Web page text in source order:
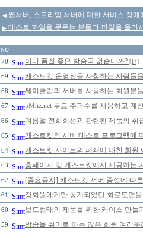
◀ 웹서버, 스트리밍 서버에 대한 서비스 장
▶ 테스트 파일을 못듣는 분들과 파일을 올리
NO
70 어디 품질 좋은 방송국 없습니까? [14]
69 캐스트킷 운영진을 사칭하는 사람들
68 쎄이클럽의 서버를 사용하는 회원분
67 5Mhz.net 무료 주파수를 사용하고 계
66 여름철 전화회선과 관련된 제품의
65 캐스트킷의 서버 테스트 프로그램에
64 캐스트킷 사이트의 페쇄에 대한 회
63 홈페이지 및 캐스트킷에서 제공하는
62 [중요공지] 캐스트킷 서버 증설에 따
61 정회원에게만 공개되었던 회로도면
60 보드형태의 제품을 위한 케이스 만들
59 방송을 취미로 하는 많은 회원 여러